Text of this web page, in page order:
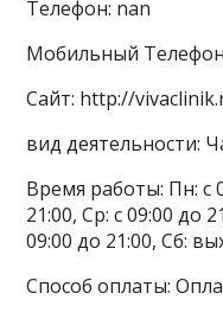
Телефон: nan
Мобильный
Сайт: http://
вид деятельности:
Время работы: Пн: с
21:00, Ср: с 09:00 до
09:00 до 21:00, Сб:
Способ оплаты: